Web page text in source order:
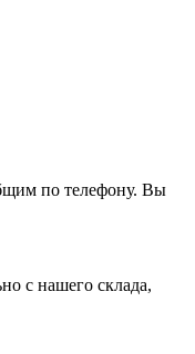
по телефону. Вы
с нашего склада,